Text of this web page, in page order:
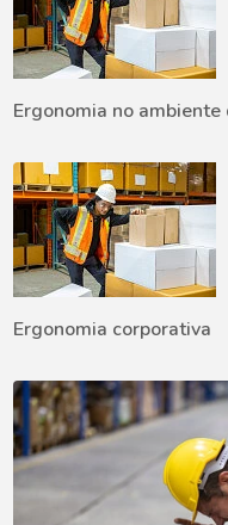
Ergonomia no
Ergonomia corporativa